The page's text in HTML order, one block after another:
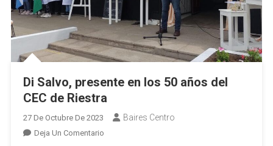
Di Salvo, presente en los 50 años del
CEC de Riestra
27 De Octubre De 2023 Baires Centro
Deja Un ComentarioEn